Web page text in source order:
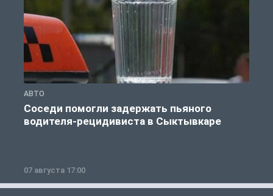
АВТО
Соседи помогли задержать пьяного
водителя-рецидивиста в Сыктывкаре
07 августа 17:00